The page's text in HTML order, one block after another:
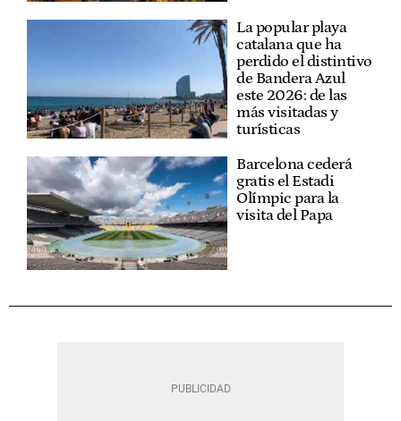
La popular playa
catalana que ha
perdido el distintivo
de Bandera Azul
este 2026: de las
más visitadas y
turísticas
Barcelona cederá
gratis el Estadi
Olímpic para la
visita del Papa